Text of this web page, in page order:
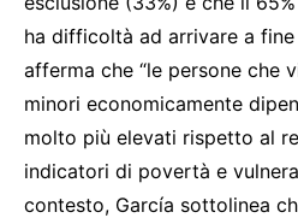
ha difficoltà ad arrivare a fine
afferma che “le persone che
minori economicamente
molto più elevati rispetto al
indicatori di povertà e
contesto, García sottolinea